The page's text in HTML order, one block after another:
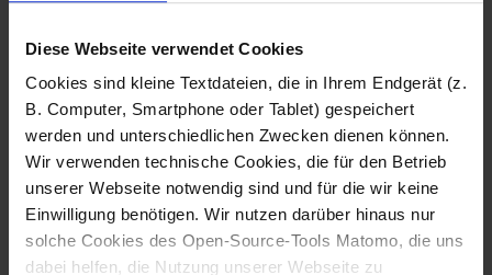
Diese Webseite verwendet Cookies
Cookies sind kleine Textdateien, die in Ihrem Endgerät (z.
B. Computer, Smartphone oder Tablet) gespeichert
werden und unterschiedlichen Zwecken dienen können.
Wir verwenden technische Cookies, die für den Betrieb
unserer Webseite notwendig sind und für die wir keine
Einwilligung benötigen. Wir nutzen darüber hinaus nur
solche Cookies des Open-Source-Tools Matomo, die uns
dabei helfen, die Nutzung unserer Webseite zu
Fotografo: Lorenz
Sternbach
Download
Fotografo: Lorenz
Sternbach
Download